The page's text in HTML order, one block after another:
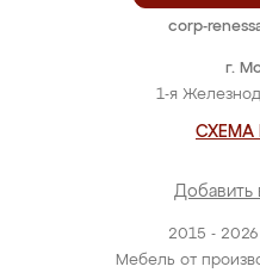
2015 -
Мебель от
г.
1-я
СХЕМА
Добавить
corp-